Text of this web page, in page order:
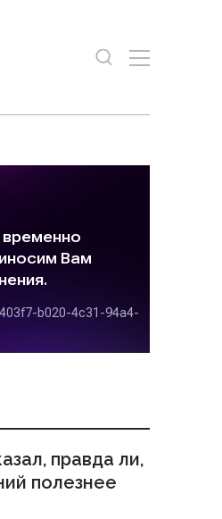
правда ли,
полезнее